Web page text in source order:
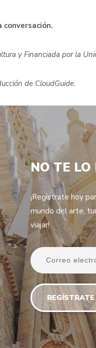
conversación.
y Financiada por la
de CloudGuide.
NO TE LO
¡Regístrate hoy
mundo del arte,
viajar!